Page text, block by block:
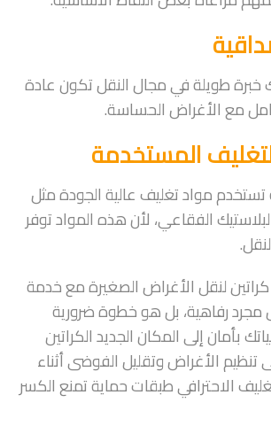
خبرة طويلة في مجال النقل تكون عادة
مع الأغراض الحساسة.
المستخدمة
مواد تغليف عالية الجودة مثل
الفقاعي، لأن هذه المواد توفر
لنقل الأغراض الصغيرة مع خدمة
مجرد رفاهية، بل هو خطوة ضرورية
بأمان إلى المكان الجديد الكراتين
الأغراض وتقليل الفوضى أثناء
الاحترافي طبقات حماية تمنع الكسر